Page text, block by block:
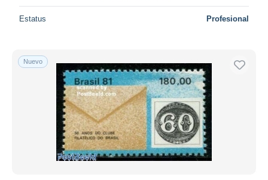
Estatus Profesional
Nuevo